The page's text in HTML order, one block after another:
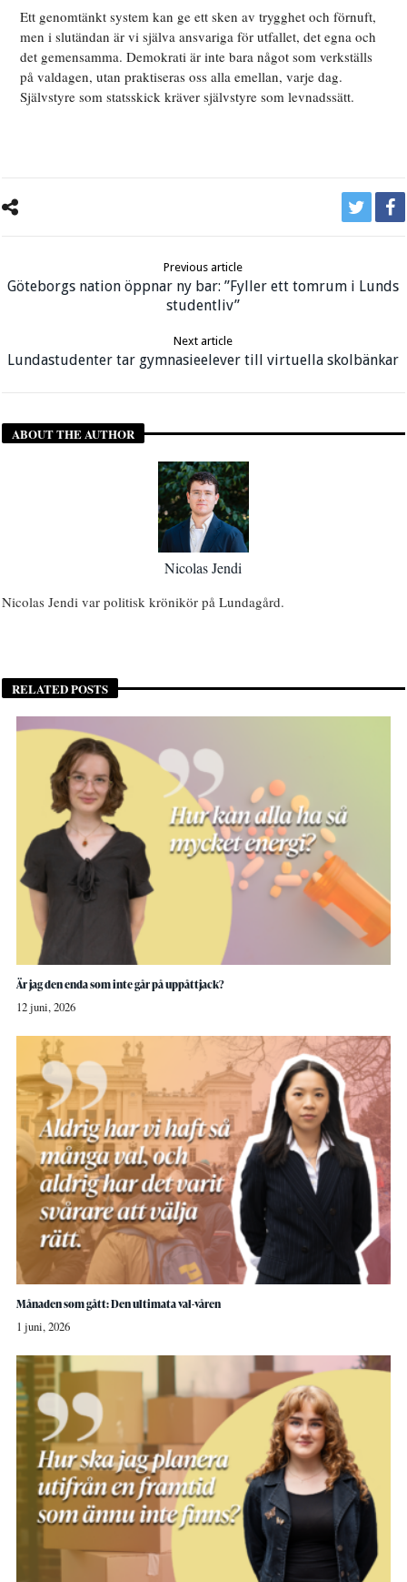
Ett genomtänkt system kan ge ett sken av trygghet och förnuft,
men i slutändan är vi själva ansvariga för utfallet, det egna och
det gemensamma. Demokrati är inte bara något som verkställs
på valdagen, utan praktiseras oss alla emellan, varje dag.
Självstyre som statsskick kräver självstyre som levnadssätt.
Previous article
Göteborgs nation öppnar ny bar: ”Fyller ett tomrum i Lunds
studentliv”
Next article
Lundastudenter tar gymnasieelever till virtuella skolbänkar
ABOUT THE AUTHOR
Nicolas Jendi
Nicolas Jendi var politisk krönikör på Lundagård.
RELATED POSTS
Är jag den enda som inte går på uppåttjack?
12 juni, 2026
Månaden som gått: Den ultimata val-våren
1 juni, 2026